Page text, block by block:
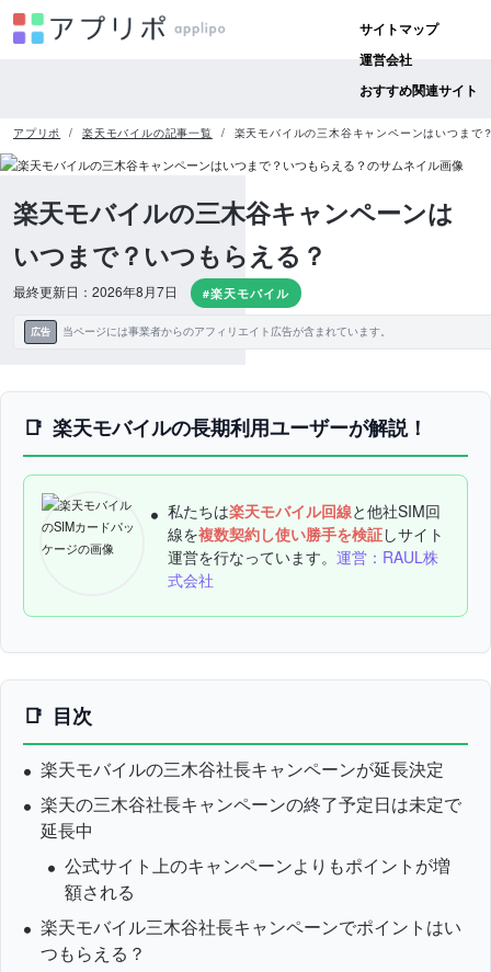
サイトマップ
運営会社
おすすめ関連サイト
アプリポ 楽天モバイルの記事一覧 楽天モバイルの三木谷キャンペーンはいつまで
楽天モバイルの三木谷キャンペーンは
いつまで？いつもらえる？
最終更新日：2026年8月7日 #楽天モバイル
広告 当ページには事業者からのアフィリエイト広告が含まれています。
楽天モバイルの長期利用ユーザーが解説！
私たちは楽天モバイル回線と他社SIM回
線を複数契約し使い勝手を検証しサイト
運営を行なっています。 運営：RAUL株
式会社
目次
楽天モバイルの三木谷社長キャンペーンが延長決定
楽天の三木谷社長キャンペーンの終了予定日は未定で
延長中
公式サイト上のキャンペーンよりもポイントが増
額される
楽天モバイル三木谷社長キャンペーンでポイントはい
つもらえる？